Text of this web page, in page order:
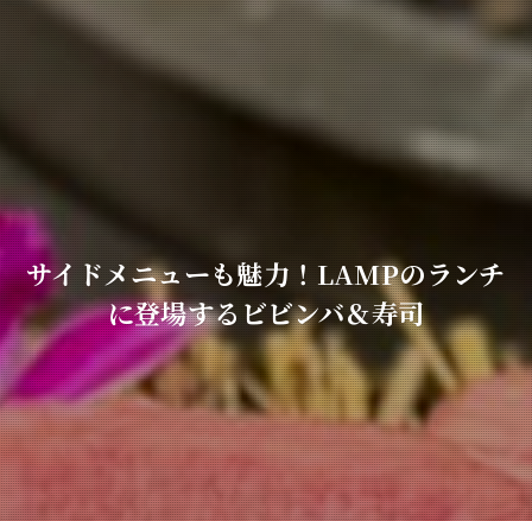
サイドメニューも魅力！LAMPのランチ
に登場するビビンバ＆寿司